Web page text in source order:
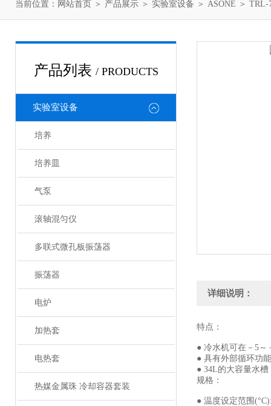
当前位置： 网站首页 ＞ 产品展示 ＞ 实验室设备 ＞ ASONE ＞ TRL-
产品列表 / PRODUCTS
实验室设备
培养
培养皿
气泵
滚轴混匀仪
多联式微孔板振荡器
振荡器
电炉
加热套
电热套
热媒金属珠 冷却容器套装
详细说明：
特点：
● 冷水机可在－5
● 具有外部循环功
● 34L的大容量水
规格：
● 温度设定范围